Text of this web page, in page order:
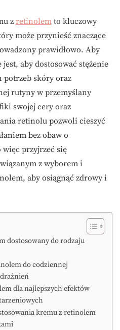
z retinolem to kluczowy
może przynieść znaczące
prawidłowo. Aby
aby dostosować stężenie
skóry oraz
rutyny w przemyślany
swojej cery oraz
retinolu pozwoli cieszyć
bez obaw o
przyjrzeć się
z wyborem i
aby osiągnąć zdrowy i
dostosowany do rodzaju
do codziennej
dla najlepszych efektów
kremu z retinolem